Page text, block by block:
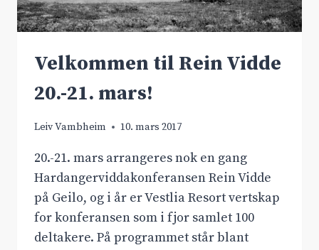
Velkommen til Rein Vidde
20.-21. mars!
Leiv Vambheim 10. mars 2017
20.-21. mars arrangeres nok en gang
Hardangerviddakonferansen Rein Vidde
på Geilo, og i år er Vestlia Resort vertskap
for konferansen som i fjor samlet 100
deltakere. På programmet står blant